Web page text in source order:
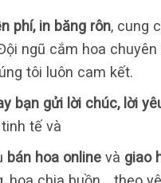
phí, in băng rôn, cung
ngũ cắm hoa
tôi luôn cam kết.
bạn gửi lời chúc, lời
tế và
bán hoa online và giao